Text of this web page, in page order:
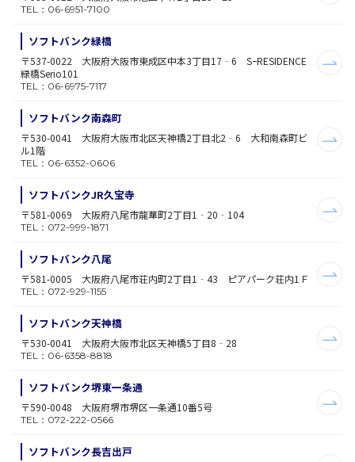
TEL：06-6951-7100
ソフトバンク緑橋
〒537-0022 大阪府大阪市東成区中本3丁目17‐6 SｰRESIDENCE
緑橋Serio101
TEL：06-6975-7117
ソフトバンク南森町
〒530-0041 大阪府大阪市北区天神橋2丁目北2‐6 大和南森町ビ
ル1階
TEL：06-6352-0606
ソフトバンクJR久宝寺
〒581-0069 大阪府八尾市龍華町2丁目1‐20‐104
TEL：072-999-1871
ソフトバンク八尾
〒581-0005 大阪府八尾市荘内町2丁目1‐43 ピアパーク荘内1Ｆ
TEL：072-929-1155
ソフトバンク天神橋
〒530-0041 大阪府大阪市北区天神橋5丁目8‐28
TEL：06-6358-8818
ソフトバンク堺東一条通
〒590-0048 大阪府堺市堺区一条通10番5号
TEL：072-222-0566
ソフトバンク長吉出戸